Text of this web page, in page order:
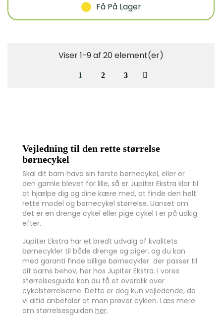
Få På Lager
Viser 1-9 af 20 element(er)
1 2 3
Vejledning til den rette størrelse
børnecykel
Skal dit barn have sin første børnecykel, eller er
den gamle blevet for lille, så er Jupiter Ekstra klar til
at hjælpe dig og dine kære med, at finde den helt
rette model og børnecykel størrelse. Uanset om
det er en drenge cykel eller pige cykel I er på udkig
efter.
Jupiter Ekstra har et bredt udvalg af kvalitets
børnecykler til både drenge og piger, og du kan
med garanti finde billige børnecykler der passer til
dit barns behov, her hos Jupiter Ekstra. I vores
størrelsesguide kan du få et overblik over
cykelstørrelserne. Dette er dog kun vejledende, da
vi altid anbefaler at man prøver cyklen. Læs mere
om størrelsesguiden her.